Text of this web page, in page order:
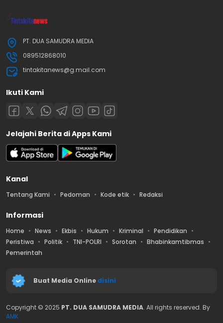
PT. DUA SAMUDRA MEDIA
089512868010
tintakitanews@g.mail.com
Ikuti Kami
Jelajahi Berita di Apps Kami
Kanal
Tentang Kami Pedoman Kode etik Redaksi
Informasi
Home News Ekbis Hukum Kriminal
Pendidikan
Peristiwa
Politik TNI-POLRI Sorotan
Bhabinkamtibmas
Pemerintah
Buat Media Online disini
Copyright © 2025 PT. DUA SAMUDRA MEDIA. All rights reserved. By
AMK